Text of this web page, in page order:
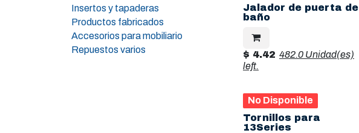
Insertos y tapaderas
Productos fabricados
Accesorios para mobiliario
Repuestos varios
Jalador de puerta de
baño
$ 4.42 482.0 Unidad(es)
left.
No Disponible
Tornillos para
13Series